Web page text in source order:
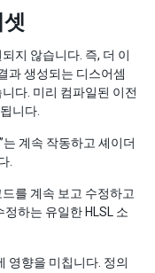
지 않습니다. 즉, 더 이
과 생성되는 디스어셈
다. 미리 컴파일된 이전
니다.
계속 작동하고 셰이더
.
를 계속 보고 수정하고
하는 유일한 HLSL 소
영향을 미칩니다. 정의